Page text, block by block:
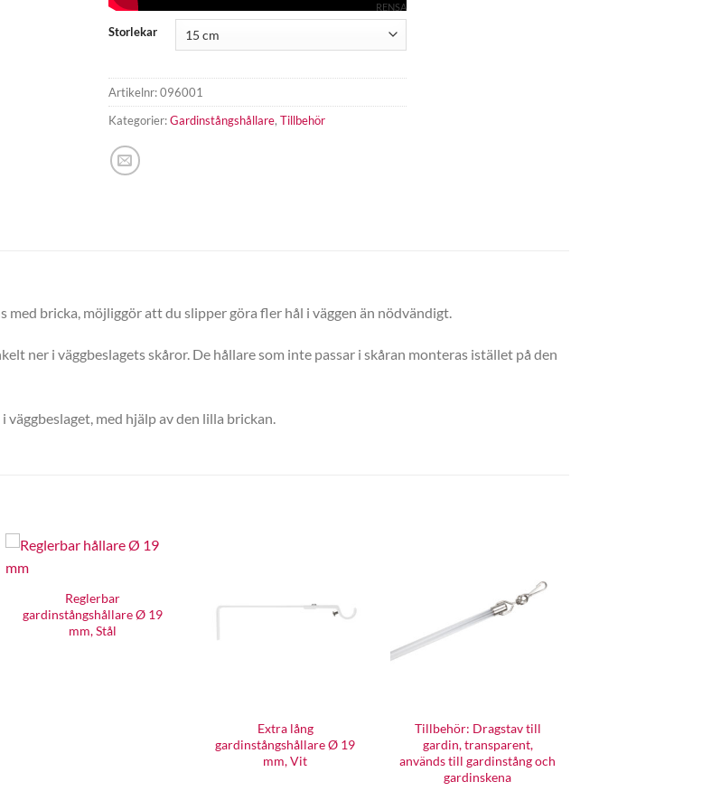
Storlekar
RENSA
Artikelnr:096001
Kategorier:Gardinstångshållare, Tillbehör
med bricka, möjliggör att du slipper göra fler hål i väggen än nödvändigt.
ner i väggbeslagets skåror. De hållare som inte passar i skåran monteras istället på den
med hjälp av den lilla brickan.
Reglerbar
gardinstångshållare Ø 19
mm, Stål
Extra lång
gardinstångshållare Ø 19
mm, Vit
Tillbehör: Dragstav till
gardin, transparent,
används till gardinstång och
gardinskena